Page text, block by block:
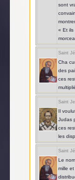
sont
« Et ils
Saint
Cha
des
ces
Saint
Il
Judas
ces
les
Saint
Le
mille